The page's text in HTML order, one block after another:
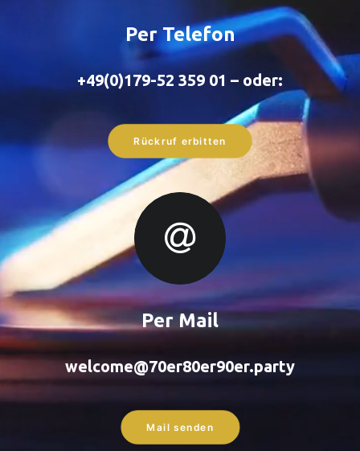
Per Telefon
+49(0)179-52 359 01 – oder:
Rückruf erbitten
Per Mail
welcome@70er80er90er.party
Mail senden